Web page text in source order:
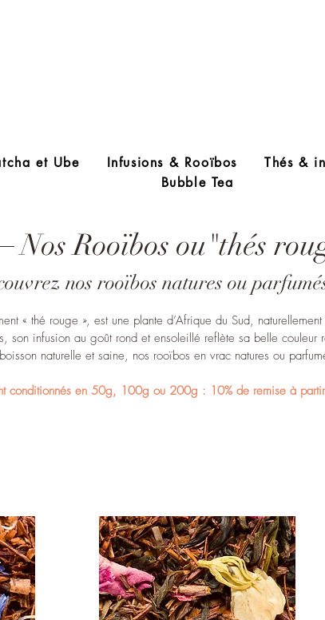
Livraison offerte à partir de
et Ube Infusions & Rooïbos Thés &
Bubble Tea
Nos Rooïbos ou"thés
nos rooïbos natures ou
« thé rouge », est une plante d’Afrique du Sud,
son infusion au goût rond et ensoleillé reflète sa belle couleur
naturelle et saine, nos rooïbos en vrac natures ou
conditionnés en 50g, 100g ou 200g : 10% de remise à